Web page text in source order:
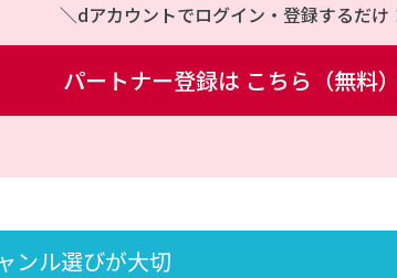
＼dアカウントでログイン・登録するだけ
パートナー登録は こちら（無料
ンル選びが大切